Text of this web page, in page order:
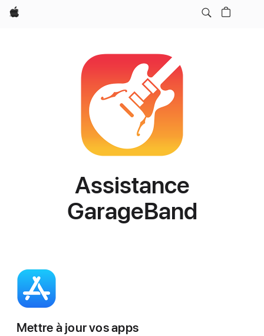
Apple
Assistance
GarageBand
Mettre à jour vos apps